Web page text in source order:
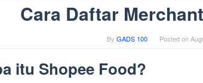
Cara Daftar
By GADS 100 Posted on
itu Shopee Food?